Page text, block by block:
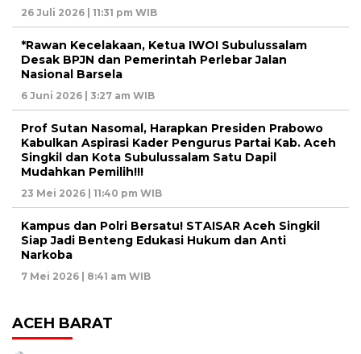
26 Juli 2026 | 11:31 pm WIB
*Rawan Kecelakaan, Ketua IWOI Subulussalam
Desak BPJN dan Pemerintah Perlebar Jalan
Nasional Barsela
6 Juni 2026 | 3:27 am WIB
Prof Sutan Nasomal, Harapkan Presiden Prabowo
Kabulkan Aspirasi Kader Pengurus Partai Kab. Aceh
Singkil dan Kota Subulussalam Satu Dapil
Mudahkan Pemilih!!!
23 Mei 2026 | 11:40 pm WIB
Kampus dan Polri Bersatu! STAISAR Aceh Singkil
Siap Jadi Benteng Edukasi Hukum dan Anti
Narkoba
7 Mei 2026 | 8:41 am WIB
ACEH BARAT